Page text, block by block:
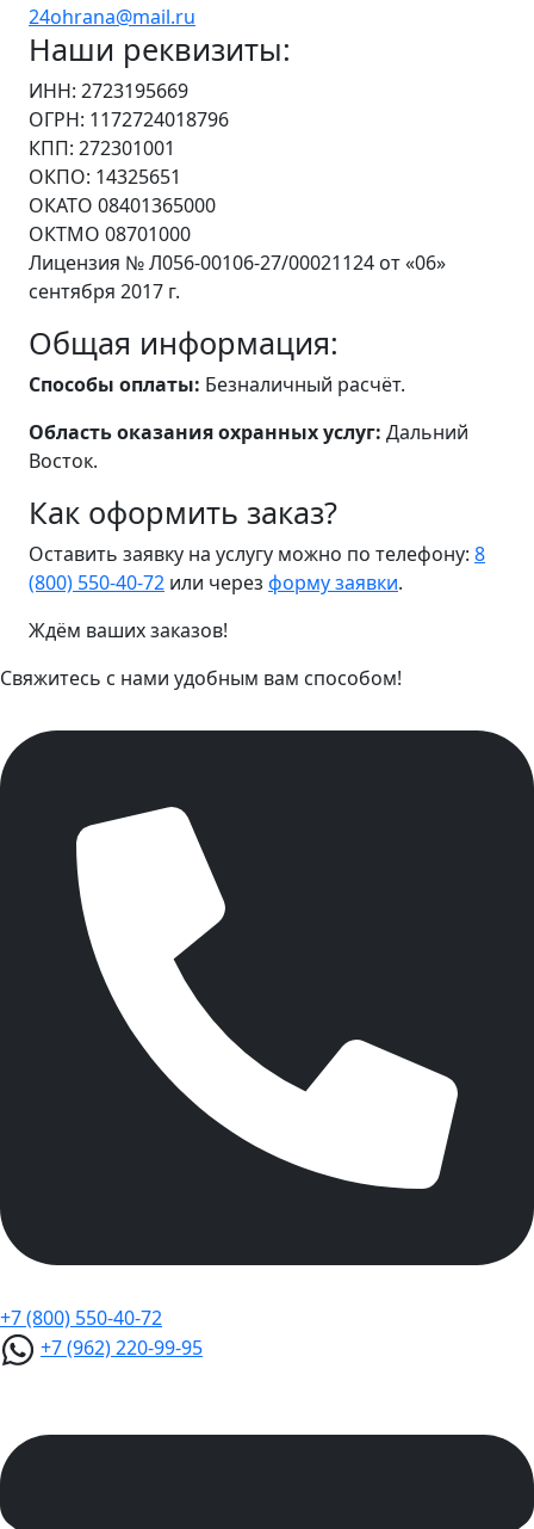
24ohrana@mail.ru
Наши реквизиты:
ИНН: 2723195669
ОГРН: 1172724018796
КПП: 272301001
ОКПО: 14325651
ОКАТО 08401365000
ОКТМО 08701000
Лицензия № Л056-00106-27/00021124 от «06»
сентября 2017 г.
Общая информация:
Способы оплаты: Безналичный расчёт.
Область оказания охранных услуг: Дальний
Восток.
Как оформить заказ?
Оставить заявку на услугу можно по телефону: 8
(800) 550-40-72 или через форму заявки.
Ждём ваших заказов!
Свяжитесь с нами удобным вам способом!
+7 (800) 550-40-72
+7 (962) 220-99-95